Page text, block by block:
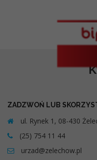
ZADZWOŃ LUB
ul. Rynek 1, 08-430
(25) 754 11 44
urzad@zelechow.pl